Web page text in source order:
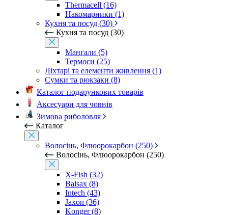
Thermacell (16)
Накомарники (1)
Кухня та посуд (30)
Кухня та посуд (30)
Мангали (5)
Термоси (25)
Ліхтарі та елементи живлення (1)
Сумки та рюкзаки (8)
Каталог подарункових товарів
Аксесуари для човнів
Зимова риболовля
Каталог
Волосінь, Флюорокарбон (250)
Волосінь, Флюорокарбон (250)
X-Fish (32)
Balsax (8)
Intech (43)
Jaxon (36)
Konger (8)